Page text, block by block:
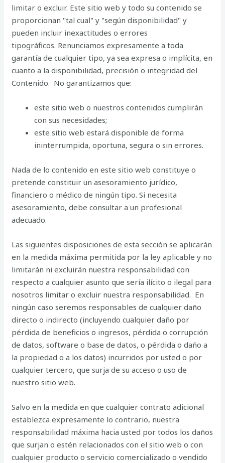
limitar o excluir. Este sitio web y todo su contenido se
proporcionan "tal cual" y "según disponibilidad" y
pueden incluir inexactitudes o errores
tipográficos. Renunciamos expresamente a toda
garantía de cualquier tipo, ya sea expresa o implícita, en
cuanto a la disponibilidad, precisión o integridad del
Contenido. No garantizamos que:
este sitio web o nuestros contenidos cumplirán
con sus necesidades;
este sitio web estará disponible de forma
ininterrumpida, oportuna, segura o sin errores.
Nada de lo contenido en este sitio web constituye o
pretende constituir un asesoramiento jurídico,
financiero o médico de ningún tipo. Si necesita
asesoramiento, debe consultar a un profesional
adecuado.
Las siguientes disposiciones de esta sección se aplicarán
en la medida máxima permitida por la ley aplicable y no
limitarán ni excluirán nuestra responsabilidad con
respecto a cualquier asunto que sería ilícito o ilegal para
nosotros limitar o excluir nuestra responsabilidad. En
ningún caso seremos responsables de cualquier daño
directo o indirecto (incluyendo cualquier daño por
pérdida de beneficios o ingresos, pérdida o corrupción
de datos, software o base de datos, o pérdida o daño a
la propiedad o a los datos) incurridos por usted o por
cualquier tercero, que surja de su acceso o uso de
nuestro sitio web.
Salvo en la medida en que cualquier contrato adicional
establezca expresamente lo contrario, nuestra
responsabilidad máxima hacia usted por todos los daños
que surjan o estén relacionados con el sitio web o con
cualquier producto o servicio comercializado o vendido